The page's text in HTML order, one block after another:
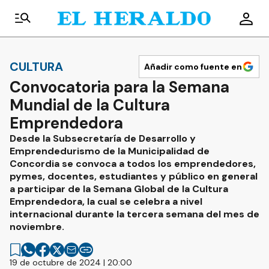
CULTURA Añadir como fuente en
Convocatoria para la Semana
Mundial de la Cultura
Emprendedora
Desde la Subsecretaría de Desarrollo y
Emprendedurismo de la Municipalidad de
Concordia se convoca a todos los emprendedores,
pymes, docentes, estudiantes y público en general
a participar de la Semana Global de la Cultura
Emprendedora, la cual se celebra a nivel
internacional durante la tercera semana del mes de
noviembre.
19 de octubre de 2024 | 20:00